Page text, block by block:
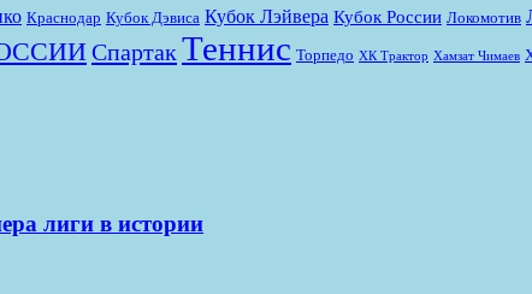
Краснодар Кубок Дэвиса Кубок Лэйвера Кубок России Локомотив
Спартак Теннис Торпедо ХК Трактор Хамзат Чимаев
лиги в истории